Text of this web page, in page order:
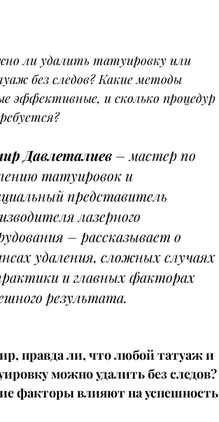
ли удалить татуировку или
без следов? Какие методы
эффективные, и сколько процедур
Давлеталиев – мастер по
татуировок и
представитель
лазерного
– рассказывает о
удаления, сложных случаях
и главных факторах
результата.
правда ли, что любой татуаж и
можно удалить без следов?
факторы влияют на успешность